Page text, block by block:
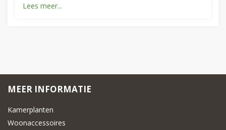
Lees meer...
MEER INFORMATIE
Kamerplanten
Woonaccessoires